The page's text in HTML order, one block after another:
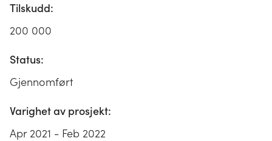
Tilskudd:
200 000
Status:
Gjennomført
Varighet av prosjekt:
Apr 2021 - Feb 2022